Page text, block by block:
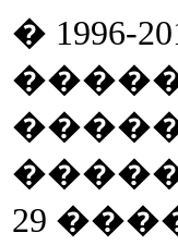
� 1996-
29